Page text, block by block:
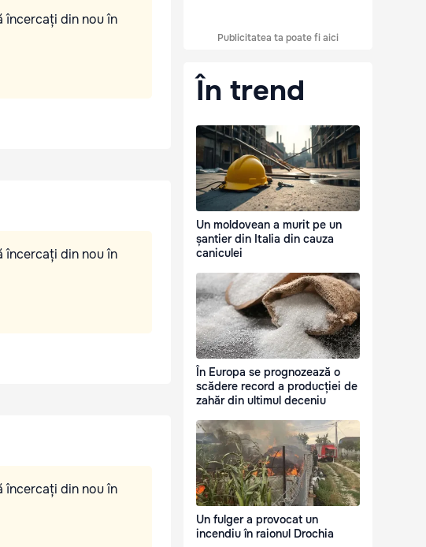
încercați din nou în
încercați din nou în
încercați din nou în
Publicitatea ta poate fi aici
În trend
Un moldovean a murit pe un
șantier din Italia din cauza
caniculei
În Europa se prognozează o
scădere record a producției de
zahăr din ultimul deceniu
Un fulger a provocat un
incendiu în raionul Drochia